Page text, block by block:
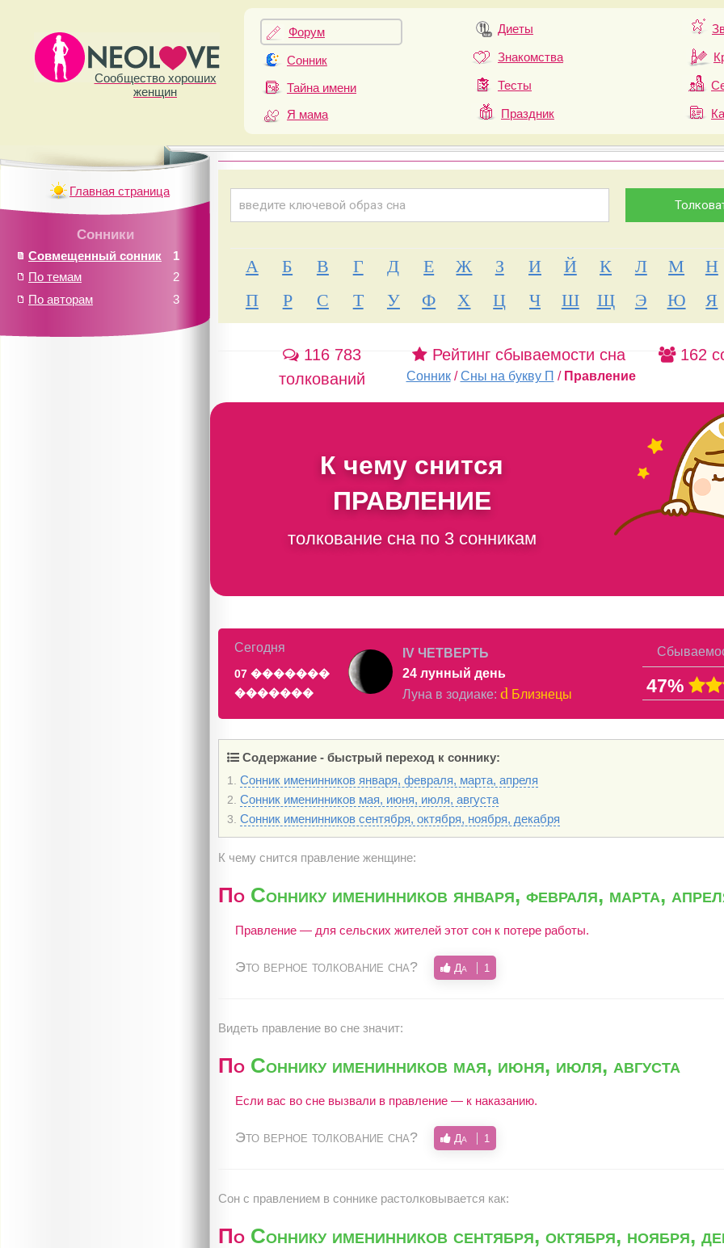
Сообщество хороших
женщин
Форум
Сонник
Тайна имени
Я мама
Диеты
Знакомства
Тесты
Праздник
А Б В Г Д Е Ж З И Й К Л М
Н
П
Р С Т У Ф Х Ц Ч Ш Щ Э Ю Я
116 783
толкований
Рейтинг сбываемости сна 162
Сонник /Сны на букву П / Правление
К чему снится
ПРАВЛЕНИЕ
толкование сна по 3 сонникам
Сегодня
07 �������
�������
IV ЧЕТВЕРТЬ
24 лунный день
Луна в зодиаке: d Близнецы 47%
Содержание - быстрый переход к соннику:
1. Сонник именинников января, февраля, марта, апреля
2. Сонник именинников мая, июня, июля, августа
3. Сонник именинников сентября, октября, ноября, декабря
К чему снится правление женщине:
По Соннику именинников января, февраля, марта,
Правление — для сельских жителей этот сон к потере работы.
Это верное толкование сна? Да 1
Видеть правление во сне значит:
По Соннику именинников мая, июня, июля, августа
Если вас во сне вызвали в правление — к наказанию.
Это верное толкование сна? Да 1
Сон c правлением в соннике растолковывается как:
По Соннику именинников сентября, октября, ноября,
Главная страница
Сонники
1
Совмещенный сонник
2
По темам
3
По авторам